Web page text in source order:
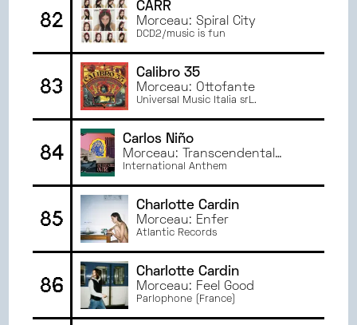
82
CARR
Morceau: Spiral City
DCD2/music is fun
83
Calibro 35
Morceau: Ottofante
Universal Music Italia srL.
84
Carlos Niño
Morceau: Transcendental
Bounce, Run to it
International Anthem
85
Charlotte Cardin
Morceau: Enfer
Atlantic Records
86
Charlotte Cardin
Morceau: Feel Good
Parlophone (France)